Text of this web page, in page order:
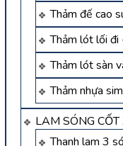
Thảm đế cao
Thảm lót lối đi
Thảm lót sàn
Thảm nhựa
LAM SÓNG
Thanh lam 3